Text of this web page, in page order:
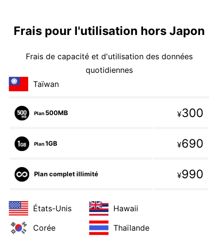
Frais pour l'utilisation hors Japon
Frais de capacité et d'utilisation des données
quotidiennes
Taïwan
Plan 500MB ¥300
Plan1GB ¥690
Plan complet illimité ¥990
États-Unis
Hawaii
Corée
Thaïlande